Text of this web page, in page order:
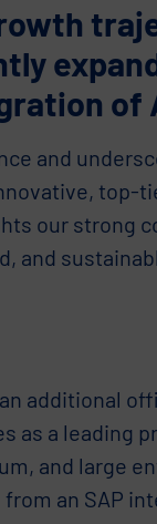
of
and
top-
our strong
and
additional
as a leading
and large
an SAP